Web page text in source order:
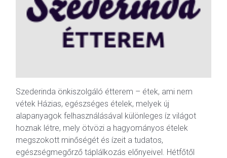
Szederinda önkiszolgáló étterem – étek, ami nem
vétek Házias, egészséges ételek, melyek új
alapanyagok felhasználásával különleges íz világot
hoznak létre, mely ötvözi a hagyományos ételek
megszokott minőségét és ízeit a tudatos,
egészségmegőrző táplálkozás előnyeivel. Hétfőtől